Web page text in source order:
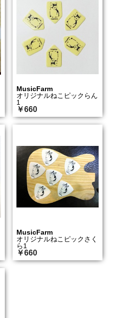
MusicFarm
オリジナルねこピックらん
1
￥660
MusicFarm
オリジナルねこピックさく
ら1
￥660